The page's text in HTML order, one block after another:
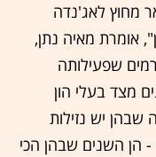
מחוץ לאג'נדה
אומרת מאיה נתן,
שפעילותה
מצד בעלי הון
שבהן יש נזילות
הן השנים שבהן הכי